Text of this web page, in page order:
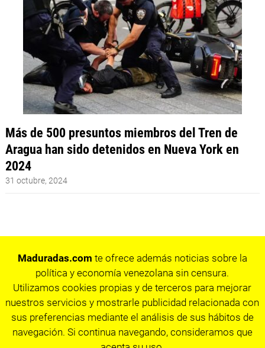
Más de 500 presuntos miembros del Tren de
Aragua han sido detenidos en Nueva York en
2024
31 octubre, 2024
Maduradas.com te ofrece además noticias sobre la
política y economía venezolana sin censura.
Utilizamos cookies propias y de terceros para mejorar
nuestros servicios y mostrarle publicidad relacionada con
sus preferencias mediante el análisis de sus hábitos de
navegación. Si continua navegando, consideramos que